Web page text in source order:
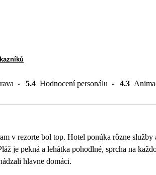
5.4 Hodnocení personálu 4.3
v rezorte bol top. Hotel ponúka rôzne
bolo to cez víkend, keď na okolité,
hlavne domáci.